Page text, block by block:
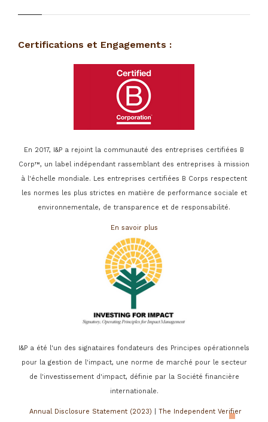
Certifications et Engagements :
En 2017, I&P a rejoint la communauté des entreprises certifiées B
Corp™, un label indépendant rassemblant des entreprises à mission
à l'échelle mondiale. Les entreprises certifiées B Corps respectent
les normes les plus strictes en matière de performance sociale et
environnementale, de transparence et de responsabilité.
En savoir plus
I&P a été l'un des signataires fondateurs des Principes opérationnels
pour la gestion de l'impact, une norme de marché pour le secteur
de l'investissement d'impact, définie par la Société financière
internationale.
Annual Disclosure Statement (2023) The Independent Verifier